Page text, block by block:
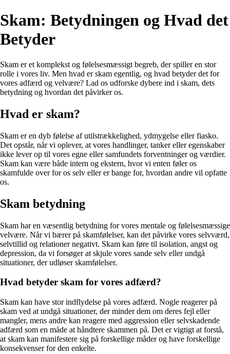
Skam: Betydningen og Hvad det
Betyder
Skam er et komplekst og følelsesmæssigt begreb, der spiller en stor
rolle i vores liv. Men hvad er skam egentlig, og hvad betyder det for
vores adfærd og velvære? Lad os udforske dybere ind i skam, dets
betydning og hvordan det påvirker os.
Hvad er skam?
Skam er en dyb følelse af utilstrækkelighed, ydmygelse eller fiasko.
Det opstår, når vi oplever, at vores handlinger, tanker eller egenskaber
ikke lever op til vores egne eller samfundets forventninger og værdier.
Skam kan være både intern og ekstern, hvor vi enten føler os
skamfulde over for os selv eller er bange for, hvordan andre vil opfatte
os.
Skam betydning
Skam har en væsentlig betydning for vores mentale og følelsesmæssige
velvære. Når vi bærer på skamfølelser, kan det påvirke vores selvværd,
selvtillid og relationer negativt. Skam kan føre til isolation, angst og
depression, da vi forsøger at skjule vores sande selv eller undgå
situationer, der udløser skamfølelser.
Hvad betyder skam for vores adfærd?
Skam kan have stor indflydelse på vores adfærd. Nogle reagerer på
skam ved at undgå situationer, der minder dem om deres fejl eller
mangler, mens andre kan reagere med aggression eller selvskadende
adfærd som en måde at håndtere skammen på. Det er vigtigt at forstå,
at skam kan manifestere sig på forskellige måder og have forskellige
konsekvenser for den enkelte.